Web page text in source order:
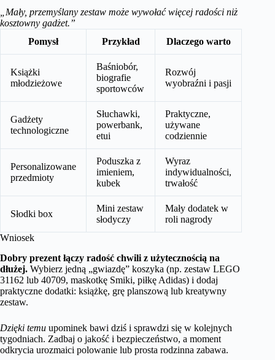
„Mały, przemyślany zestaw może wywołać więcej radości niż
kosztowny gadżet.”
Pomysł
Przykład Dlaczego warto
Książki
młodzieżowe
Baśniobór,
biografie
sportowców
Rozwój
wyobraźni i pasji
Gadżety
technologiczne
Słuchawki,
powerbank,
etui
Praktyczne,
używane
codziennie
Personalizowane
przedmioty
Poduszka z
imieniem,
kubek
Wyraz
indywidualności,
trwałość
Słodki box
Mini zestaw
słodyczy
Mały dodatek w
roli nagrody
Wniosek
Dobry prezent łączy radość chwili z użytecznością na
dłużej. Wybierz jedną „gwiazdę” koszyka (np. zestaw LEGO
31162 lub 40709, maskotkę Smiki, piłkę Adidas) i dodaj
praktyczne dodatki: książkę, grę planszową lub kreatywny
zestaw.
Dzięki temu upominek bawi dziś i sprawdzi się w kolejnych
tygodniach. Zadbaj o jakość i bezpieczeństwo, a moment
odkrycia urozmaici polowanie lub prosta rodzinna zabawa.